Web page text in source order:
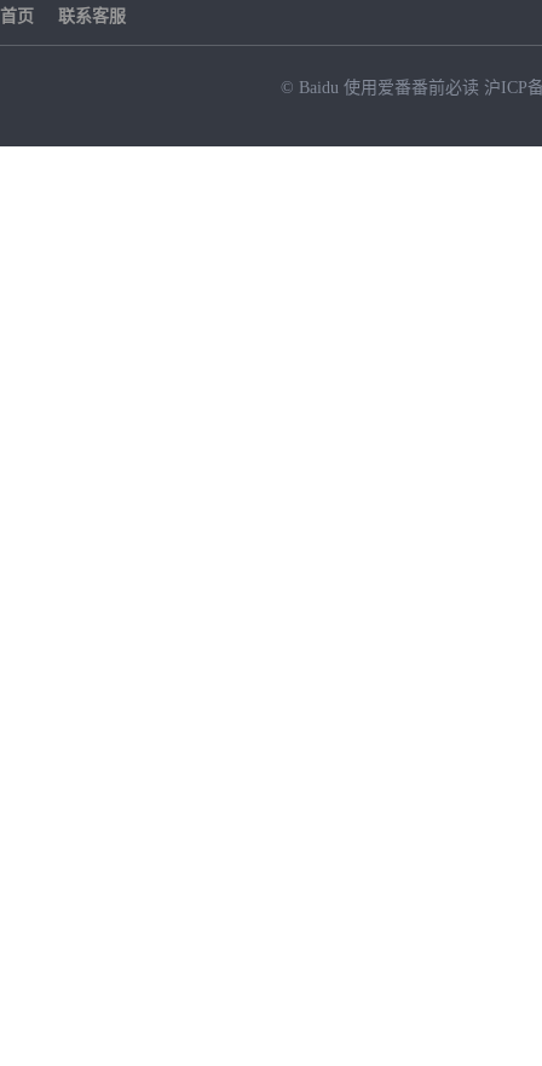
首页 联系客服
© Baidu 使用爱番番前必读 沪ICP